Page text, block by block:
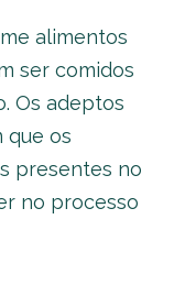
alimentos
ser comidos
Os adeptos
que os
presentes no
no processo